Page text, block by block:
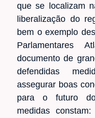
que se localizam
liberalização do
bem o exemplo
Parlamentares
documento de
defendidas
assegurar boas
para o futuro
medidas